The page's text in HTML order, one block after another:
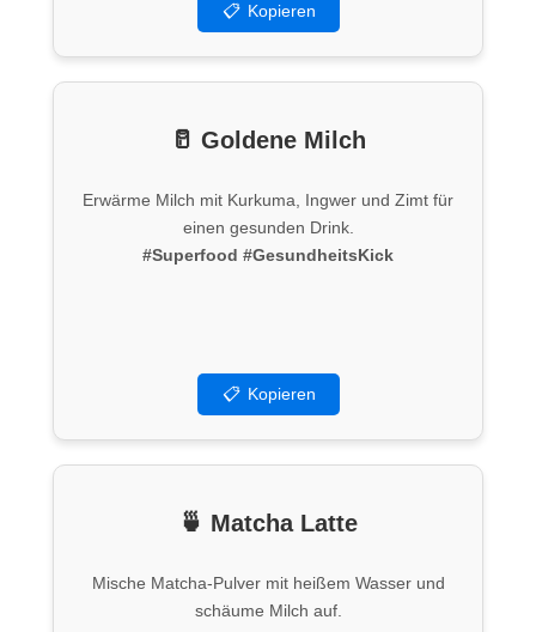
📋 Kopieren
🥛 Goldene Milch
Erwärme Milch mit Kurkuma, Ingwer und Zimt für
einen gesunden Drink.
#Superfood #GesundheitsKick
📋 Kopieren
🍵 Matcha Latte
Mische Matcha-Pulver mit heißem Wasser und
schäume Milch auf.